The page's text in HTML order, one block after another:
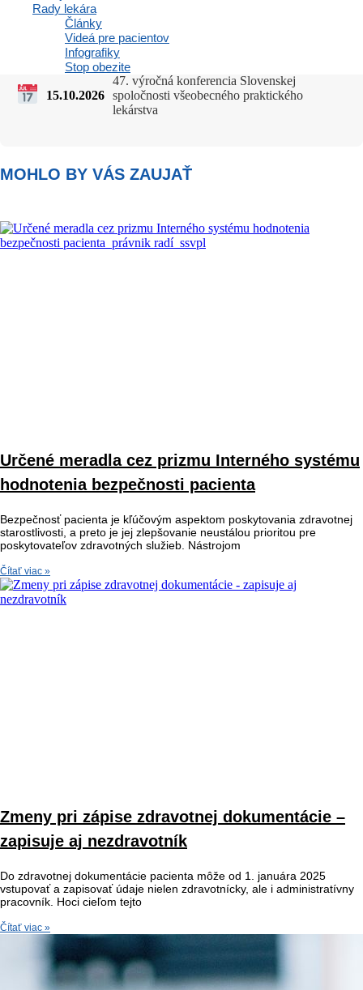
Rady lekára
Články
Videá pre pacientov
Infografiky
Stop obezite
15.10.2026
47. výročná konferencia Slovenskej
spoločnosti všeobecného praktického
lekárstva
MOHLO BY VÁS ZAUJAŤ
Určené meradla cez prizmu Interného systému
hodnotenia bezpečnosti pacienta
Bezpečnosť pacienta je kľúčovým aspektom poskytovania zdravotnej
starostlivosti, a preto je jej zlepšovanie neustálou prioritou pre
poskytovateľov zdravotných služieb. Nástrojom
Čítať viac »
Zmeny pri zápise zdravotnej dokumentácie –
zapisuje aj nezdravotník
Do zdravotnej dokumentácie pacienta môže od 1. januára 2025
vstupovať a zapisovať údaje nielen zdravotnícky, ale i administratívny
pracovník. Hoci cieľom tejto
Čítať viac »